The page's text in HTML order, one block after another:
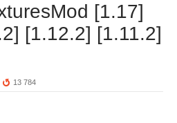
[1.17]
[1.12.2] [1.11.2]
13 784